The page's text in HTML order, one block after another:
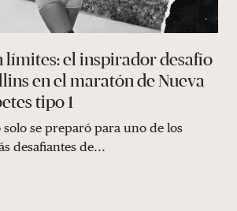
límites: el inspirador desafío
en el maratón de Nueva
tipo 1
solo se preparó para uno de los
desafiantes de...